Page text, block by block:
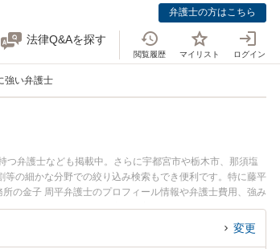
弁護士の方はこちら
法律Q&Aを探す
閲覧履歴 マイリスト ログイン
強い弁護士
弁護士なども掲載中。さらに宇都宮市や栃木市、那須塩
の細かな分野での絞り込み検索もでき便利です。特に藤平
の金子 周平弁護士のプロフィール情報や弁護士費用、強み
贈与のトラブル解決の実績豊富な近くの弁護士を検索した
すめです。
変更